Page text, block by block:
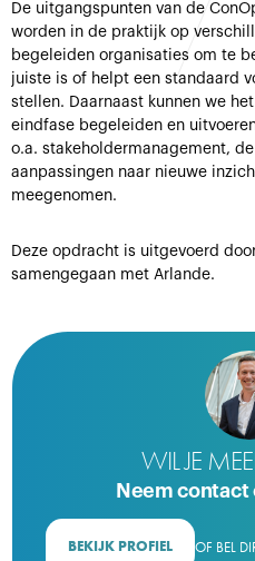
De uitgangspunten van de
worden in de praktijk op
begeleiden organisaties om te
juiste is of helpt een standaard
stellen. Daarnaast kunnen we
eindfase begeleiden en
o.a. stakeholdermanagement,
aanpassingen naar nieuwe
meegenomen.
Deze opdracht is uitgevoerd
samengegaan met Arlande.
WIL JE
Neem contact
BEKIJK PROFIEL OF BEL